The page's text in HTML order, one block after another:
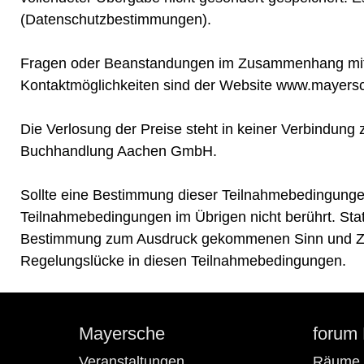
(Datenschutzbestimmungen).
Fragen oder Beanstandungen im Zusammenhang
Kontaktmöglichkeiten sind der Website
Die Verlosung der Preise steht in keiner
Buchhandlung Aachen GmbH.
Sollte eine Bestimmung dieser
Teilnahmebedingungen im Übrigen nicht berührt.
Bestimmung zum Ausdruck gekommenen Sinn und
Regelungslücke in diesen Teilnahmebedingungen.
Mayersche forum